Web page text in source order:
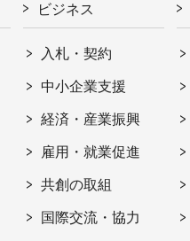
ビジネス
入札・契約
中小企業支援
経済・産業振興
雇用・就業促進
共創の取組
国際交流・協力